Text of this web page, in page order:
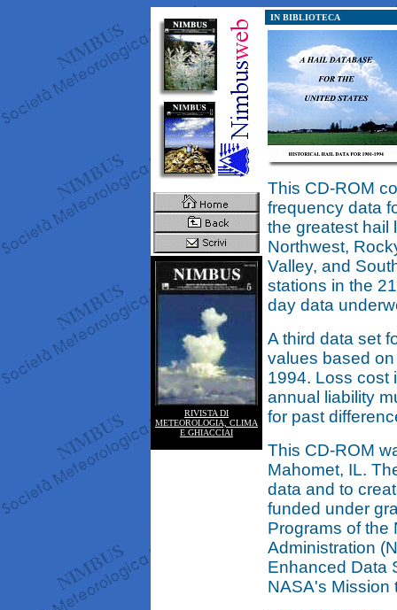
RIVISTA DI
METEOROLOGIA, CLIMA
E GHIACCIAI
IN BIBLIOTECA
This CD-ROM
frequency data
the greatest hail
Northwest,
Valley, and
stations in the
day data
A third data set
values based
1994. Loss cost
annual liability
for past
This CD-ROM
Mahomet, IL.
data and to
funded under
Programs of the
Administration
Enhanced Data
NASA's Mission